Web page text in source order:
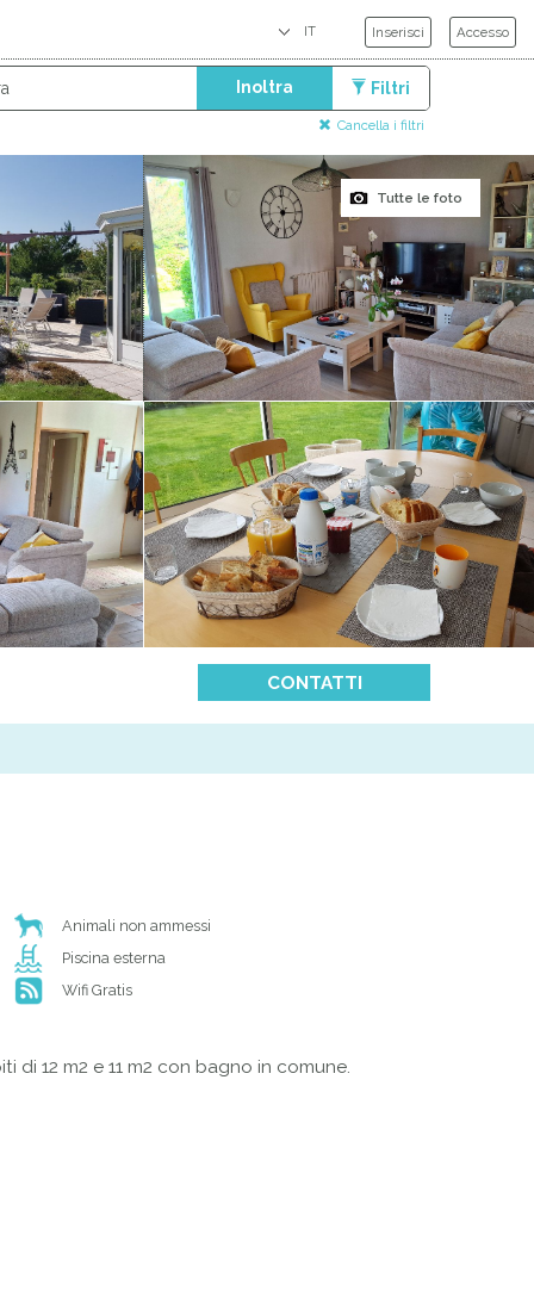
Inserisci Accesso
Inoltra Filtri
Cancella i filtri
Tutte le foto
CONTATTI
Animali non ammessi
Piscina esterna
Wifi Gratis
di 12 m2 e 11 m2 con bagno in comune.